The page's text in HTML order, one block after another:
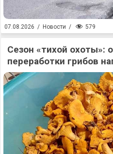
07.08.2026 / Новости / 579
Сезон «тихой охоты»:
переработки грибов